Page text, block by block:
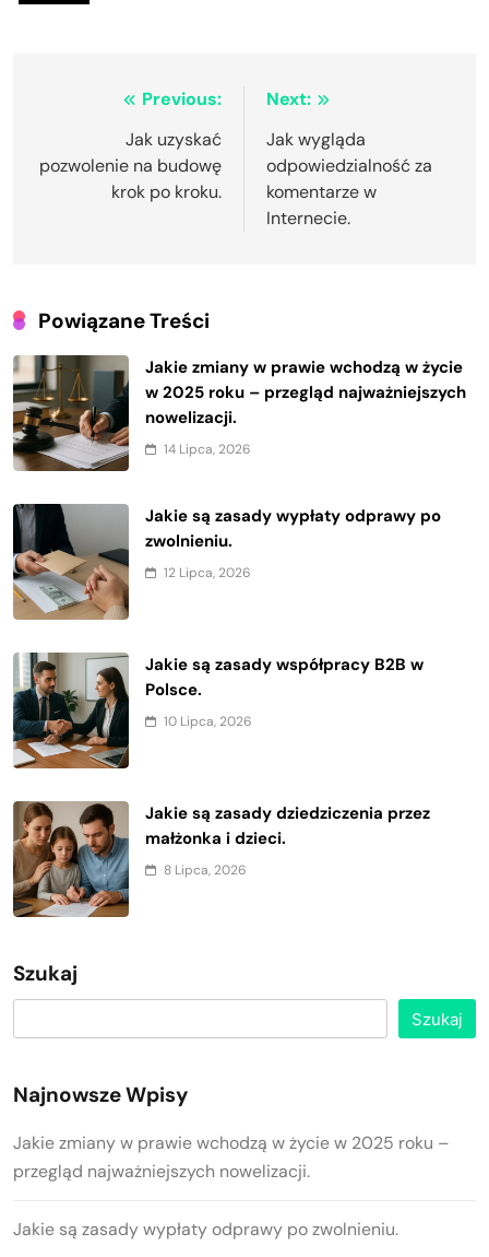
NawigacjaPrevious:
Jak uzyskać
pozwolenie na budowę
krok po kroku.
Next:
Jak wygląda
odpowiedzialność za
komentarze w
Internecie.
Powiązane Treści
Jakie zmiany w prawie wchodzą w życie
w 2025 roku – przegląd najważniejszych
nowelizacji.
14 Lipca, 2026
Jakie są zasady wypłaty odprawy po
zwolnieniu.
12 Lipca, 2026
Jakie są zasady współpracy B2B w
Polsce.
10 Lipca, 2026
Jakie są zasady dziedziczenia przez
małżonka i dzieci.
8 Lipca, 2026
Szukaj
Szukaj
Najnowsze Wpisy
Jakie zmiany w prawie wchodzą w życie w 2025 roku –
przegląd najważniejszych nowelizacji.
Jakie są zasady wypłaty odprawy po zwolnieniu.